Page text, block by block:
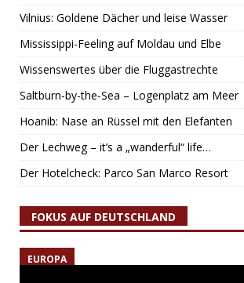
Vilnius: Goldene Dächer und leise Wasser
Mississippi-Feeling auf Moldau und Elbe
Wissenswertes über die Fluggastrechte
Saltburn-by-the-Sea – Logenplatz am Meer
Hoanib: Nase an Rüssel mit den Elefanten
Der Lechweg – it’s a „wanderful“ life…
Der Hotelcheck: Parco San Marco Resort
FOKUS AUF DEUTSCHLAND
EUROPA